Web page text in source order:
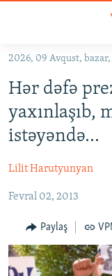
Əsas
qayıt
Əsas
naviqasiyaya
qayıt
KORRUPSIOMETR
#ƏSLINDƏ
FƏRQƏ BAX
QANUNI DOĞRU
ARAŞDIRMA
MULTIMEDIA
2026, 09 Avqust, bazar,
Hər dəfə
yaxınlaşıb,
istəyəndə...
Lilit Harutyunyan
Fevral 02, 2013
Paylaş